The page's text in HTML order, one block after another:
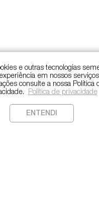
e outras tecnologias
em nossos
consulte a nossa Política
Política de privacidade
ENTENDI